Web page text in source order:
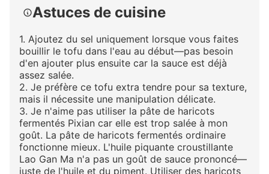
Astuces de cuisine
1. Ajoutez du sel uniquement lorsque vous faites
bouillir le tofu dans l'eau au début—pas besoin
d'en ajouter plus ensuite car la sauce est déjà
assez salée.
2. Je préfère ce tofu extra tendre pour sa texture,
mais il nécessite une manipulation délicate.
3. Je n'aime pas utiliser la pâte de haricots
fermentés Pixian car elle est trop salée à mon
goût. La pâte de haricots fermentés ordinaire
fonctionne mieux. L'huile piquante croustillante
Lao Gan Ma n'a pas un goût de sauce prononcé—
juste de l'huile et du piment. Utiliser des haricots